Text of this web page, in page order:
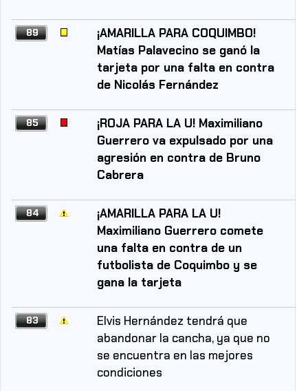
89
¡AMARILLA PARA COQUIMBO!
Matías Palavecino se ganó la
tarjeta por una falta en contra
de Nicolás Fernández
85
¡ROJA PARA LA U! Maximiliano
Guerrero va expulsado por una
agresión en contra de Bruno
Cabrera
84
¡AMARILLA PARA LA U!
Maximiliano Guerrero comete
una falta en contra de un
futbolista de Coquimbo y se
gana la tarjeta
83
Elvis Hernández tendrá que
abandonar la cancha, ya que no
se encuentra en las mejores
condiciones